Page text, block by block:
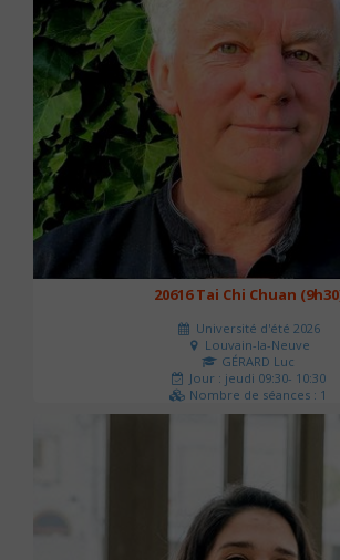
20616 Tai Chi Chuan
Université d'été 2026
Louvain-la-Neuve
GÉRARD Luc
Jour : jeudi 09:30- 10:30
Nombre de séances : 1